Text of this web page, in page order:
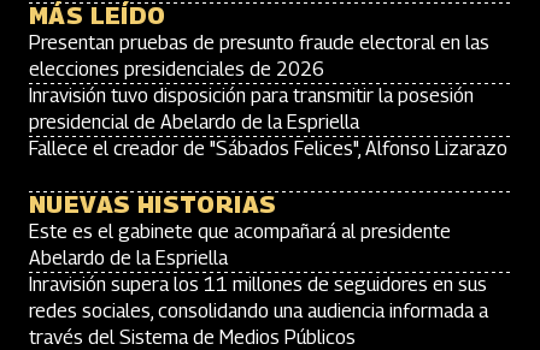
MÁS LEÍDO
Presentan pruebas de presunto fraude electoral en las
elecciones presidenciales de 2026
Inravisión tuvo disposición para transmitir la posesión
presidencial de Abelardo de la Espriella
Fallece el creador de "Sábados Felices", Alfonso Lizarazo
NUEVAS HISTORIAS
Este es el gabinete que acompañará al presidente
Abelardo de la Espriella
Inravisión supera los 11 millones de seguidores en sus
redes sociales, consolidando una audiencia informada a
través del Sistema de Medios Públicos